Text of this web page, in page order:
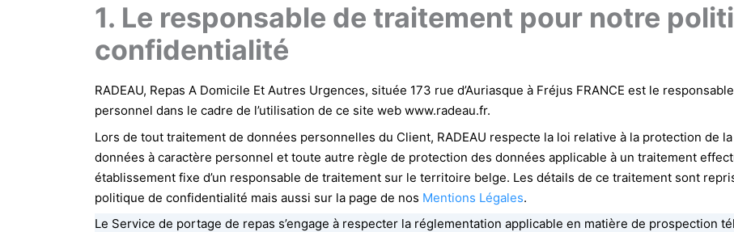
1. Le responsable de traitement pour notre
confidentialité
RADEAU, Repas A Domicile Et Autres Urgences, située 173 rue d’Auriasque à Fréjus FRANCE est le
personnel dans le cadre de l’utilisation de ce site web www.radeau.fr.
Lors de tout traitement de données personnelles du Client, RADEAU respecte la loi relative à la protection de
données à caractère personnel et toute autre règle de protection des données applicable à un traitement
établissement fixe d’un responsable de traitement sur le territoire belge. Les détails de ce traitement sont
politique de confidentialité mais aussi sur la page de nos Mentions Légales.
Le Service de portage de repas s’engage à respecter la réglementation applicable en matière de prospection